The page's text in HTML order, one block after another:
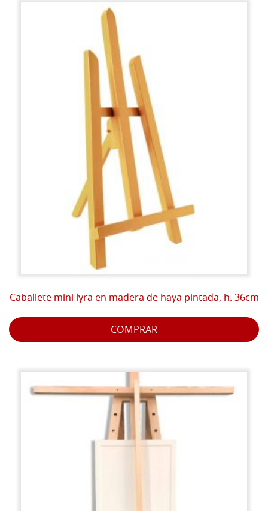
Caballete mini lyra en madera de haya pintada, h. 36cm
COMPRAR